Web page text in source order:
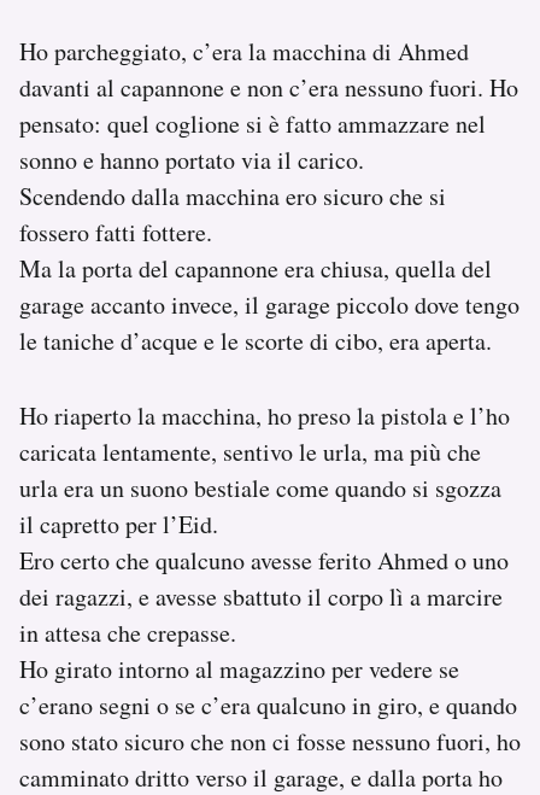
Ho parcheggiato, c’era la macchina di Ahmed
davanti al capannone e non c’era nessuno fuori. Ho
pensato: quel coglione si è fatto ammazzare nel
sonno e hanno portato via il carico.
Scendendo dalla macchina ero sicuro che si
fossero fatti fottere.
Ma la porta del capannone era chiusa, quella del
garage accanto invece, il garage piccolo dove tengo
le taniche d’acque e le scorte di cibo, era aperta.
Ho riaperto la macchina, ho preso la pistola e l’ho
caricata lentamente, sentivo le urla, ma più che
urla era un suono bestiale come quando si sgozza
il capretto per l’Eid.
Ero certo che qualcuno avesse ferito Ahmed o uno
dei ragazzi, e avesse sbattuto il corpo lì a marcire
in attesa che crepasse.
Ho girato intorno al magazzino per vedere se
c’erano segni o se c’era qualcuno in giro, e quando
sono stato sicuro che non ci fosse nessuno fuori, ho
camminato dritto verso il garage, e dalla porta ho